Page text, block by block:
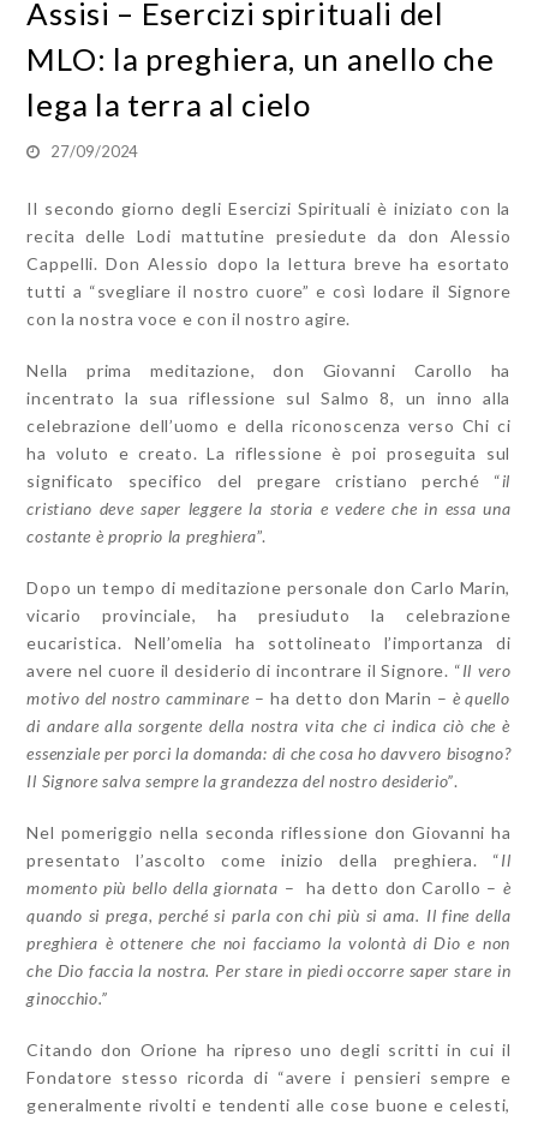
Assisi – Esercizi spirituali del
MLO: la preghiera, un anello che
lega la terra al cielo
27/09/2024
Il secondo giorno degli Esercizi Spirituali è iniziato con la
recita delle Lodi mattutine presiedute da don Alessio
Cappelli. Don Alessio dopo la lettura breve ha esortato
tutti a “svegliare il nostro cuore” e così lodare il Signore
con la nostra voce e con il nostro agire.
Nella prima meditazione, don Giovanni Carollo ha
incentrato la sua riflessione sul Salmo 8, un inno alla
celebrazione dell’uomo e della riconoscenza verso Chi ci
ha voluto e creato. La riflessione è poi proseguita sul
significato specifico del pregare cristiano perché “il
cristiano deve saper leggere la storia e vedere che in essa una
costante è proprio la preghiera”.
Dopo un tempo di meditazione personale don Carlo Marin,
vicario provinciale, ha presiuduto la celebrazione
eucaristica. Nell’omelia ha sottolineato l’importanza di
avere nel cuore il desiderio di incontrare il Signore. “Il vero
motivo del nostro camminare – ha detto don Marin –è quello
di andare alla sorgente della nostra vita che ci indica ciò che è
essenziale per porci la domanda: di che cosa ho davvero bisogno?
Il Signore salva sempre la grandezza del nostro desiderio”.
Nel pomeriggio nella seconda riflessione don Giovanni ha
presentato l’ascolto come inizio della preghiera. “Il
momento più bello della giornata – ha detto don Carollo – è
quando si prega, perché si parla con chi più si ama. Il fine della
preghiera è ottenere che noi facciamo la volontà di Dio e non
che Dio faccia la nostra. Per stare in piedi occorre saper stare in
ginocchio.”
Citando don Orione ha ripreso uno degli scritti in cui il
Fondatore stesso ricorda di “avere i pensieri sempre e
generalmente rivolti e tendenti alle cose buone e celesti,